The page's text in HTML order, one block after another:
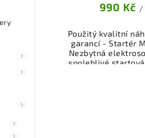
990 Kč /
Použitý kvalitní
garancí - Startér
Nezbytná
spolehlivé